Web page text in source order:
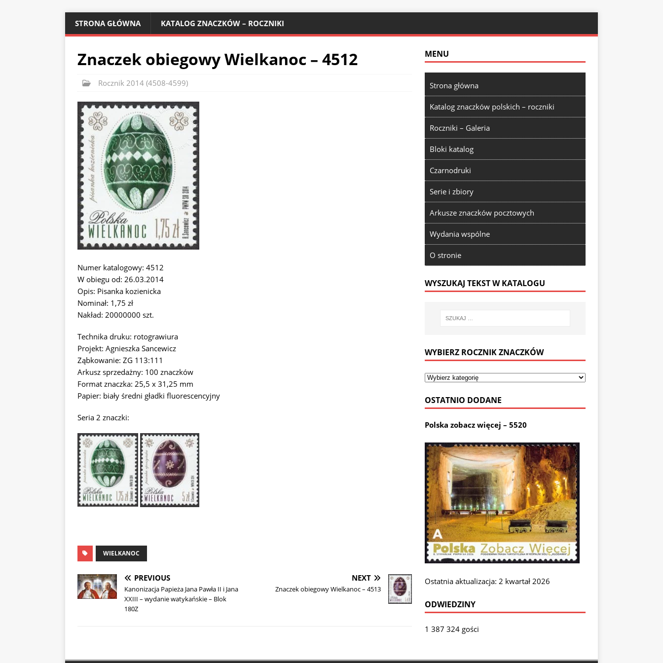
STRONA GŁÓWNA KATALOG ZNACZKÓW – ROCZNIKI
Znaczek obiegowy Wielkanoc – 4512
Rocznik 2014 (4508-4599)
Numer katalogowy: 4512
W obiegu od: 26.03.2014
Opis: Pisanka kozienicka
Nominał: 1,75 zł
Nakład: 20000000 szt.
Technika druku: rotograwiura
Projekt: Agnieszka Sancewicz
Ząbkowanie: ZG 113:111
Arkusz sprzedażny: 100 znaczków
Format znaczka: 25,5 x 31,25 mm
Papier: biały średni gładki fluorescencyjny
Seria 2 znaczki:
WIELKANOC
PREVIOUS
Kanonizacja Papieża Jana Pawła II i Jana
XXIII – wydanie watykańskie – Blok
180Z
NEXT
Znaczek obiegowy Wielkanoc – 4513
MENU
Strona główna
Katalog znaczków polskich – roczniki
Roczniki – Galeria
Bloki katalog
Czarnodruki
Serie i zbiory
Arkusze znaczków pocztowych
Wydania wspólne
O stronie
WYSZUKAJ TEKST W KATALOGU
WYBIERZ ROCZNIK ZNACZKÓW
OSTATNIO DODANE
Polska zobacz więcej – 5520
Ostatnia aktualizacja: 2 kwartał 2026
ODWIEDZINY
1 387 324 gości